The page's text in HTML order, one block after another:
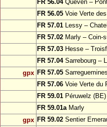
FR 56.04Quéven –
FR 56.05 Voie Verte
FR 57.01 Lessy –
FR 57.02 Marly – Coin-
FR 57.03 Hesse –
FR 57.04Sarrebourg –
gpx FR 57.05
FR 57.06 Voie Verte du
FR 59.01 Péruwelz
FR 59.01aMarly
gpx FR 59.02 Sentier